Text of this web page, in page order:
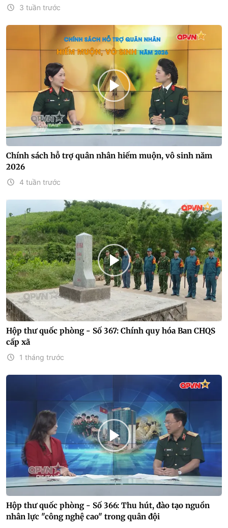
3 tuần trước
Chính sách hỗ trợ quân nhân hiếm muộn, vô sinh năm
2026
4 tuần trước
Hộp thư quốc phòng - Số 367: Chính quy hóa Ban CHQS
cấp xã
1 tháng trước
Hộp thư quốc phòng - Số 366: Thu hút, đào tạo nguồn
nhân lực "công nghệ cao" trong quân đội